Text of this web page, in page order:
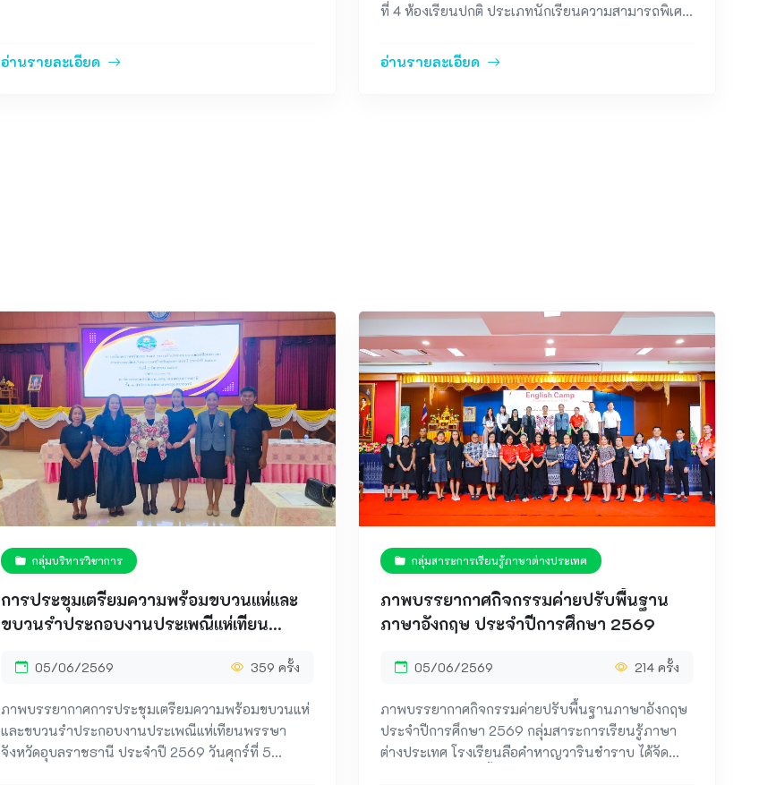
อ่านรายละเอียด
ที่ 4 ห้องเรียนปกติ ประเภทนักเรียนความสามารถพิเศษ
อ่านรายละเอียด
กลุ่มบริหารวิชาการ
การประชุมเตรียมความพร้อมขบวนแห่และ
ขบวนรำประกอบงานประเพณีแห่เทียน
05/06/2569 359 ครั้ง
ภาพบรรยากาศการประชุมเตรียมความพร้อมขบวนแห่
และขบวนรำประกอบงานประเพณีแห่เทียนพรรษา
จังหวัดอุบลราชธานี ประจำปี 2569 วันศุกร์ที่ 5
กลุ่มสาระการเรียนรู้ภาษาต่างประเทศ
ภาพบรรยากาศกิจกรรมค่ายปรับพื้นฐาน
ภาษาอังกฤษ ประจำปีการศึกษา 2569
05/06/2569 214 ครั้ง
ภาพบรรยากาศกิจกรรมค่ายปรับพื้นฐานภาษาอังกฤษ
ประจำปีการศึกษา 2569 กลุ่มสาระการเรียนรู้ภาษา
ต่างประเทศ โรงเรียนลือคำหาญวารินชำราบ ได้จัด